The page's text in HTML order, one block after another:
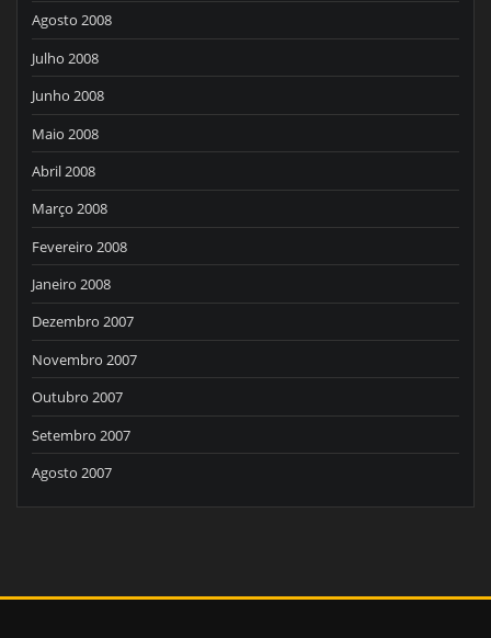
Agosto 2008
Julho 2008
Junho 2008
Maio 2008
Abril 2008
Março 2008
Fevereiro 2008
Janeiro 2008
Dezembro 2007
Novembro 2007
Outubro 2007
Setembro 2007
Agosto 2007